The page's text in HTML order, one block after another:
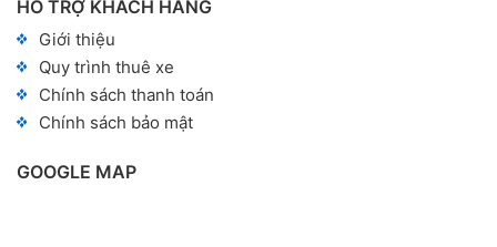
GOOGLE MAP
HỖ TRỢ KHÁCH HÀNG
Giới thiệu
Quy trình thuê xe
Chính sách thanh toán
Chính sách bảo mật